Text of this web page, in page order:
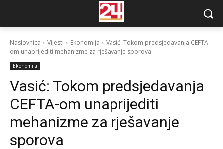
Naslovnica Vijesti Ekonomija
Vasić: Tokom predsjedavanja CEFTA-
om unaprijediti mehanizme za rješavanje sporova
Ekonomija
Vasić: Tokom predsjedavanja
CEFTA-om unaprijediti
mehanizme za rješavanje
sporova